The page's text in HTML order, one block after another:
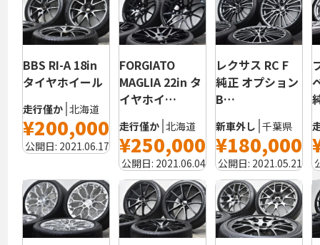
BBS RI-A 18in
タイヤホイール
走行僅か 北海道
¥200,000
公開日: 2021.06.17
FORGIATO
MAGLIA 22in タ
イヤホイ…
走行僅か 北海道
¥250,000
公開日: 2021.06.04
レクサス RC F
純正 オプション
B…
新車外し 千葉県
¥180,000
公開日: 2021.05.21